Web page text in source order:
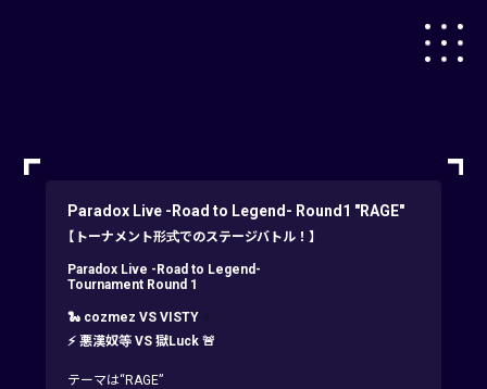
Paradox Live -Road to Legend- Round1 "RAGE"
【トーナメント形式でのステージバトル！】
Paradox Live -Road to Legend-
Tournament Round 1
🐍 cozmez VS VISTY ⭐️
⚡ 悪漢奴等 VS 獄Luck 🚨
テーマは“RAGE”